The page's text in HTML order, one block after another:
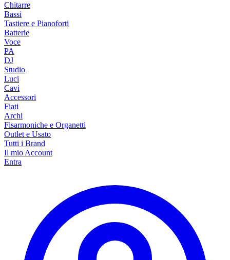
Chitarre
Bassi
Tastiere e Pianoforti
Batterie
Voce
PA
DJ
Studio
Luci
Cavi
Accessori
Fiati
Archi
Fisarmoniche e Organetti
Outlet e Usato
Tutti i Brand
Il mio Account
Entra